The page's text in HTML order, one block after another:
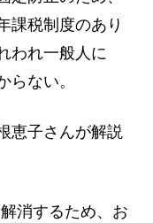
課税制度のあり
われ一般人に
らない。
恵子さんが解説
消するため、お